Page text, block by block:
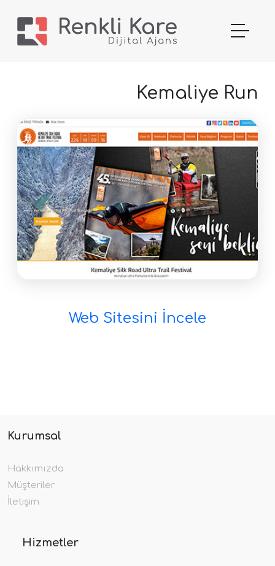
Kemaliye Run
Web Sitesini İncele
Kurumsal
Hakkımızda
Müşteriler
İletişim
Hizmetler